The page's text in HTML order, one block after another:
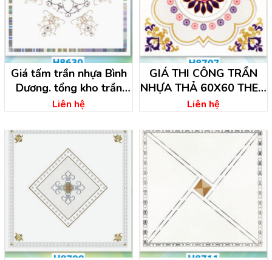
Giá tấm trần nhựa Bình
Dương. tổng kho trần
nhựa
Liên hệ
GIÁ THI CÔNG TRẦN
NHỰA THẢ 60X60 THEO
M2
Liên hệ